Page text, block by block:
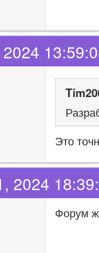
Это
2024
Форум